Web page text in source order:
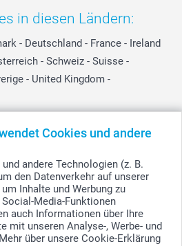
Cookies und andere
andere Technologien (z. B.
den Datenverkehr auf unserer
Inhalte und Werbung zu
Media-Funktionen
auch Informationen über Ihre
mit unseren Analyse-, Werbe- und
über unsere Cookie-Erklärung
in diesen Ländern:
- Deutschland - France - Ireland
- Schweiz - Suisse -
- United Kingdom -
Alle Rechte vorbehalten.
Franken (CHF) inkl. MwSt. und zzgl.